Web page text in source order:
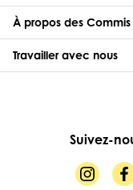
À propos des Commis
Travailler avec nous
Suivez-